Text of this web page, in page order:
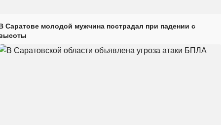
Саратове молодой мужчина пострадал при падении с